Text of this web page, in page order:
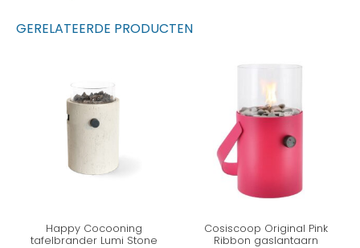
GERELATEERDE PRODUCTEN
Happy Cocooning
tafelbrander Lumi Stone
Cosiscoop Original Pink
Ribbon gaslantaarn